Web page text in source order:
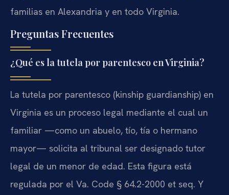
familias en Alexandria y en todo Virginia.
Preguntas Frecuentes
¿Qué es la tutela por parentesco en Virginia?
La tutela por parentesco (kinship guardianship) en
Virginia es un proceso legal mediante el cual un
familiar —como un abuelo, tío, tía o hermano
mayor— solicita al tribunal ser designado tutor
legal de un menor de edad. Esta figura está
regulada por el Va. Code § 64.2-2000 et seq. Y